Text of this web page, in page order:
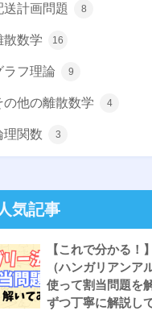
送計画問題 8
散数学 16
ラフ理論 9
の他の離散数学 4
理関数 3
人気記事
【これで分かる！
（ハンガリアンア
使って割当問題を
ずつ丁寧に解説し